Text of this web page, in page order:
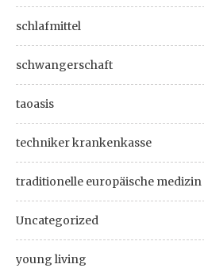
schlafmittel
schwangerschaft
taoasis
techniker krankenkasse
traditionelle europäische medizin
Uncategorized
young living